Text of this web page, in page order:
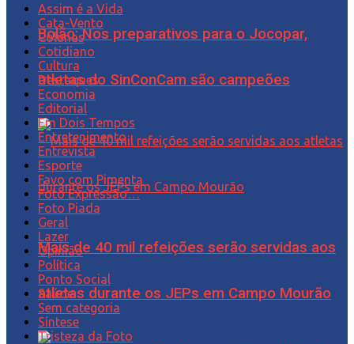
Bolão: Nos preparativos para o Jocopar,
atletas do SinConCam são campeões
Mais de 40 mil refeições serão servidas aos
atletas durante os JEPs em Campo Mourão
Assim é a Vida
Cata-Vento
Colunas
Cotidiano
Cultura
Destaques
Economia
Editorial
Em Dois Tempos
Entretenimento
Entrevista
Esporte
Favo com Pimenta
Foto Expressão…
Foto Piada
Geral
Lazer
Opinião
Política
Ponto Social
Saúde
Sem categoria
Síntese
Tristeza da Foto